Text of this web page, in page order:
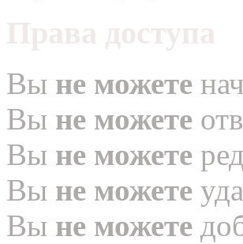
Вы не можете
Вы не можете
Вы не можете
Вы не можете
Вы не можете